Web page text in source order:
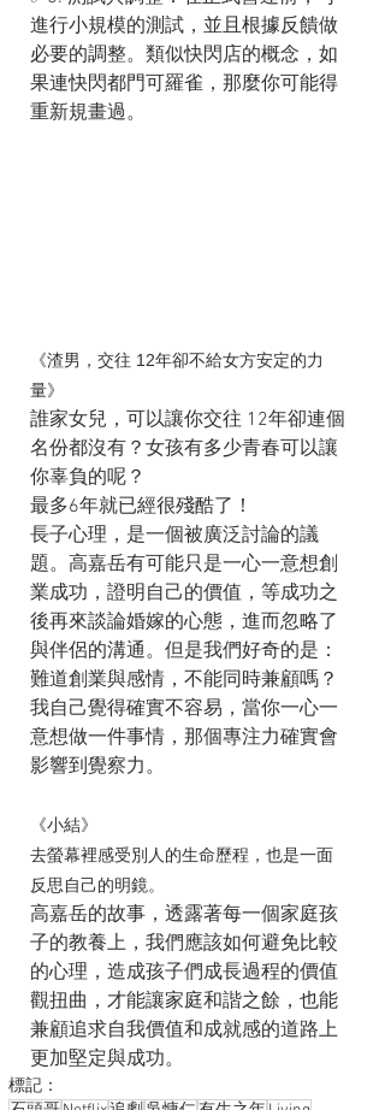
進行小規模的測試，並且根據反饋做
必要的調整。類似快閃店的概念，如
果連快閃都門可羅雀，那麼你可能得
重新規畫過。
《渣男，交往 12年卻不給女方安定的力
量》
誰家女兒，可以讓你交往 12年卻連個
名份都沒有？女孩有多少青春可以讓
你辜負的呢？
最多6年就已經很殘酷了！
長子心理，是一個被廣泛討論的議
題。高嘉岳有可能只是一心一意想創
業成功，證明自己的價值，等成功之
後再來談論婚嫁的心態，進而忽略了
與伴侶的溝通。但是我們好奇的是：
難道創業與感情，不能同時兼顧嗎？
我自己覺得確實不容易，當你一心一
意想做一件事情，那個專注力確實會
影響到覺察力。
《小結》
去螢幕裡感受別人的生命歷程，也是一面
反思自己的明鏡。
高嘉岳的故事，透露著每一個家庭孩
子的教養上，我們應該如何避免比較
的心理，造成孩子們成長過程的價值
觀扭曲，才能讓家庭和諧之餘，也能
兼顧追求自我價值和成就感的道路上
更加堅定與成功。
標記：